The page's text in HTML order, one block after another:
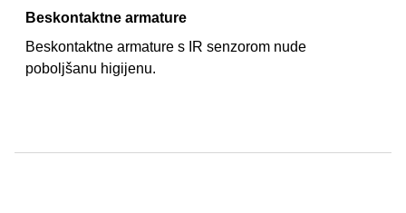
Beskontaktne armature
Beskontaktne armature s IR senzorom nude
poboljšanu higijenu.